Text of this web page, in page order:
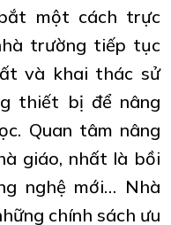
một cách trực
trường tiếp tục
và khai thác sử
thiết bị để nâng
Quan tâm nâng
giáo, nhất là bồi
nghệ mới… Nhà
chính sách ưu